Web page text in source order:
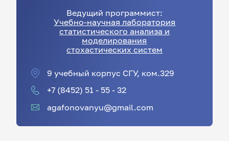
Ведущий программист:
Учебно-научная лаборатория
статистического анализа и
моделирования
стохастических систем
9 учебный корпус СГУ, ком.329
+7 (8452) 51 - 55 - 32
agafonovanyu@gmail.com